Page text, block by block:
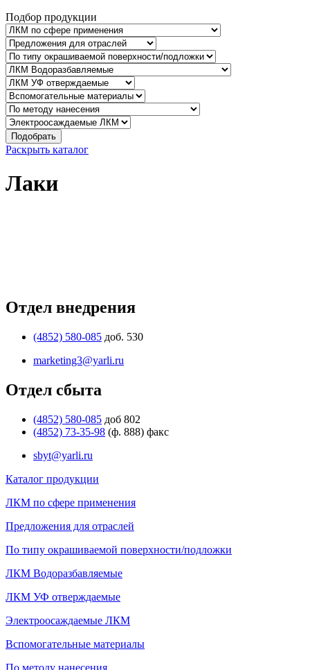
Подбор продукции
Подобрать
Раскрыть каталог
Лаки
Отдел внедрения
(4852) 580-085 доб. 530
marketing3@yarli.ru
Отдел сбыта
(4852) 580-085 доб 802
(4852) 73-35-98 (ф. 888) факс
sbyt@yarli.ru
Каталог продукции
ЛКМ по сфере применения
Предложения для отраслей
По типу окрашиваемой поверхности/подложки
ЛКМ Водоразбавляемые
ЛКМ УФ отверждаемые
Электроосаждаемые ЛКМ
Вспомогательные материалы